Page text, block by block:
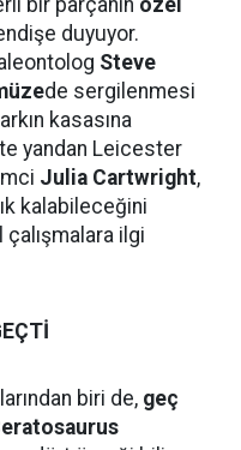
bir parçanın özel
duyuyor.
Steve
de sergilenmesi
kasasına
yandan Leicester
Julia Cartwright,
kalabileceğini
ilgi
biri de, geç